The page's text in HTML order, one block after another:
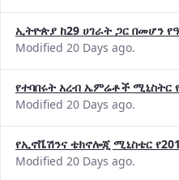
ኢትዮጵያ ከ29 ሀገራት ጋር በመሆን
Modified 20 Days ago.
የተባበሩት አረብ ኤምሬቶች
Modified 20 Days ago.
የኢኖቬሽንና ቴክኖሎጂ ሚኒስቴር
Modified 20 Days ago.